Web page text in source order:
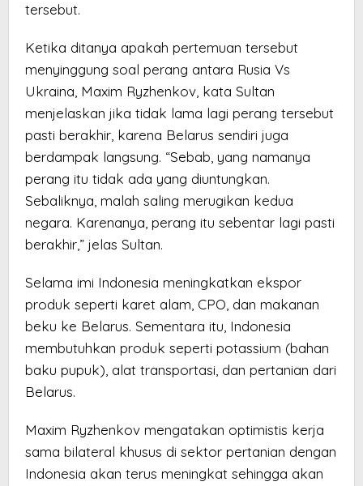
tersebut.
Ketika ditanya apakah pertemuan tersebut
menyinggung soal perang antara Rusia Vs
Ukraina, Maxim Ryzhenkov, kata Sultan
menjelaskan jika tidak lama lagi perang tersebut
pasti berakhir, karena Belarus sendiri juga
berdampak langsung. “Sebab, yang namanya
perang itu tidak ada yang diuntungkan.
Sebaliknya, malah saling merugikan kedua
negara. Karenanya, perang itu sebentar lagi pasti
berakhir,” jelas Sultan.
Selama imi Indonesia meningkatkan ekspor
produk seperti karet alam, CPO, dan makanan
beku ke Belarus. Sementara itu, Indonesia
membutuhkan produk seperti potassium (bahan
baku pupuk), alat transportasi, dan pertanian dari
Belarus.
Maxim Ryzhenkov mengatakan optimistis kerja
sama bilateral khusus di sektor pertanian dengan
Indonesia akan terus meningkat sehingga akan